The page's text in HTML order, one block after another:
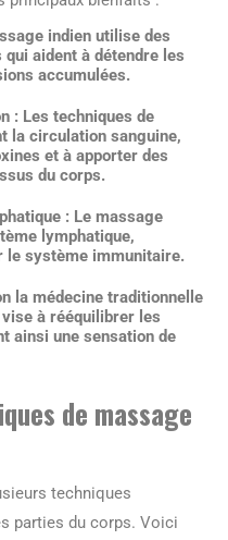
indien utilise des
aident à détendre les
accumulées.
: Les techniques de
la circulation sanguine,
et à apporter des
du corps.
: Le massage
lymphatique,
le système immunitaire.
la médecine traditionnelle
à rééquilibrer les
ainsi une sensation de
de massage
techniques
parties du corps. Voici